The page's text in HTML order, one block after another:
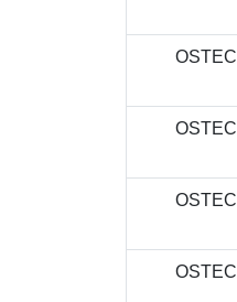
OSTEC
OSTEC
OSTEC
OSTEC